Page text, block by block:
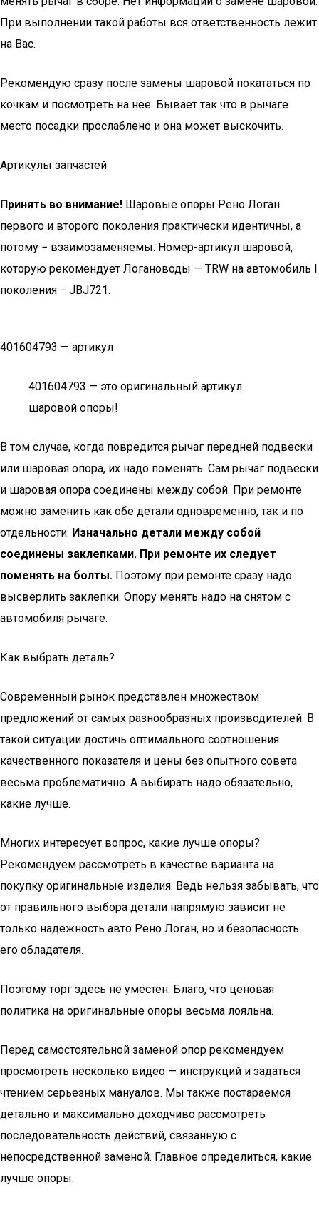
При выполнении такой работы вся ответственность лежит
на Вас.
Рекомендую сразу после замены шаровой покататься по
кочкам и посмотреть на нее. Бывает так что в рычаге
место посадки прослаблено и она может выскочить.
Артикулы запчастей
Принять во внимание! Шаровые опоры Рено Логан
первого и второго поколения практически идентичны, а
потому − взаимозаменяемы. Номер-артикул шаровой,
которую рекомендует Логановоды — TRW на автомобиль I
поколения − JBJ721.
401604793 — артикул
401604793 — это оригинальный артикул
шаровой опоры!
В том случае, когда повредится рычаг передней подвески
или шаровая опора, их надо поменять. Сам рычаг подвески
и шаровая опора соединены между собой. При ремонте
можно заменить как обе детали одновременно, так и по
отдельности. Изначально детали между собой
соединены заклепками. При ремонте их следует
поменять на болты. Поэтому при ремонте сразу надо
высверлить заклепки. Опору менять надо на снятом с
автомобиля рычаге.
Как выбрать деталь?
Современный рынок представлен множеством
предложений от самых разнообразных производителей. В
такой ситуации достичь оптимального соотношения
качественного показателя и цены без опытного совета
весьма проблематично. А выбирать надо обязательно,
какие лучше.
Многих интересует вопрос, какие лучше опоры?
Рекомендуем рассмотреть в качестве варианта на
покупку оригинальные изделия. Ведь нельзя забывать, что
от правильного выбора детали напрямую зависит не
только надежность авто Рено Логан, но и безопасность
его обладателя.
Поэтому торг здесь не уместен. Благо, что ценовая
политика на оригинальные опоры весьма лояльна.
Перед самостоятельной заменой опор рекомендуем
просмотреть несколько видео — инструкций и задаться
чтением серьезных мануалов. Мы также постараемся
детально и максимально доходчиво рассмотреть
последовательность действий, связанную с
непосредственной заменой. Главное определиться, какие
лучше опоры.